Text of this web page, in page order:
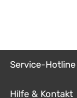
Service-Hotline
Hilfe & Kontakt